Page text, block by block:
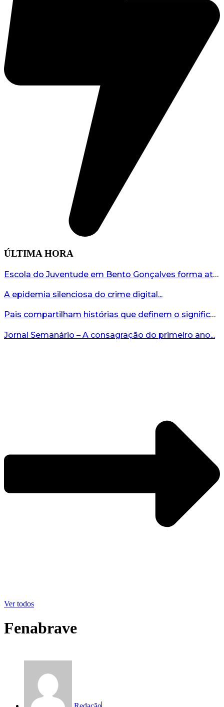
ÚLTIMA HORA
Escola do Juventude em Bento Gonçalves forma atletas da região...
A epidemia silenciosa do crime digital...
Pais compartilham histórias que definem o significado da missão...
Jornal Semanário – A consagração do primeiro ano...
Ver todos
Fenabrave